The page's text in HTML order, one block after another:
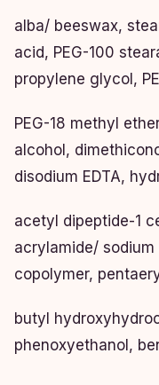
alba/ beeswax,
acid, PEG-100
propylene glycol,
PEG-18 methyl
alcohol,
disodium EDTA,
acetyl dipeptide-1
acrylamide/
copolymer,
butyl
phenoxyethanol,